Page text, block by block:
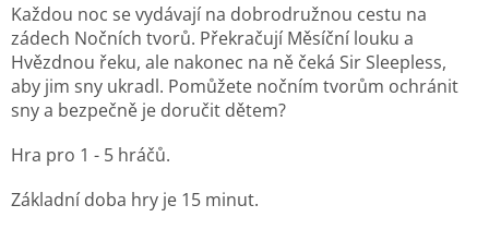
Každou noc se vydávají na dobrodružnou cestu na
zádech Nočních tvorů. Překračují Měsíční louku a
Hvězdnou řeku, ale nakonec na ně čeká Sir Sleepless,
aby jim sny ukradl. Pomůžete nočním tvorům ochránit
sny a bezpečně je doručit dětem?
Hra pro 1 - 5 hráčů.
Základní doba hry je 15 minut.